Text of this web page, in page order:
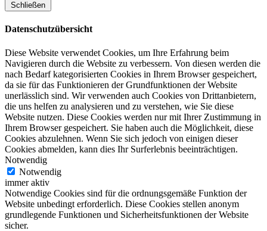
Schließen
Datenschutzübersicht
Diese Website verwendet Cookies, um Ihre Erfahrung beim
Navigieren durch die Website zu verbessern. Von diesen werden die
nach Bedarf kategorisierten Cookies in Ihrem Browser gespeichert,
da sie für das Funktionieren der Grundfunktionen der Website
unerlässlich sind. Wir verwenden auch Cookies von Drittanbietern,
die uns helfen zu analysieren und zu verstehen, wie Sie diese
Website nutzen. Diese Cookies werden nur mit Ihrer Zustimmung in
Ihrem Browser gespeichert. Sie haben auch die Möglichkeit, diese
Cookies abzulehnen. Wenn Sie sich jedoch von einigen dieser
Cookies abmelden, kann dies Ihr Surferlebnis beeinträchtigen.
Notwendig
Notwendig
immer aktiv
Notwendige Cookies sind für die ordnungsgemäße Funktion der
Website unbedingt erforderlich. Diese Cookies stellen anonym
grundlegende Funktionen und Sicherheitsfunktionen der Website
sicher.